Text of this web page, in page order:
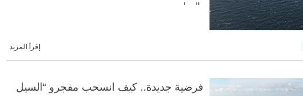
والسيل ...
إقرأ المزيد
فرضية جديدة.. كيف انسحب مفجرو “السيل